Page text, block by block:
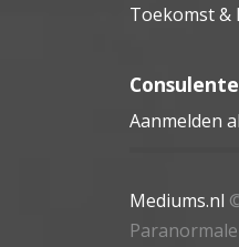
Toekomst &
Aanmelden
Mediums.nl